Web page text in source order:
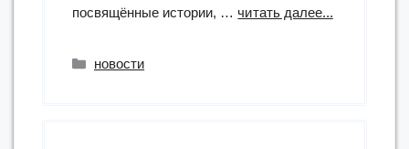
посвящённые истории, …читать далее...
Рубрики
новости